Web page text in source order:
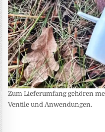
Zum Lieferumfang gehören
Ventile und Anwendungen.